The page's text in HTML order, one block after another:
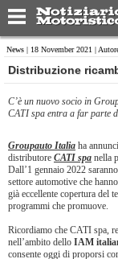
News | 18 November 2021 |
Distribuzione
C’è un nuovo socio in
CATI spa entra a far parte
Groupauto Italia ha
distributore CATI spa nella
Dall’1 gennaio 2022
settore automotive che
già eccellente copertura del
programmi che promuove.
Ricordiamo che CATI spa,
nell’ambito dello IAM
consente oggi di proporsi